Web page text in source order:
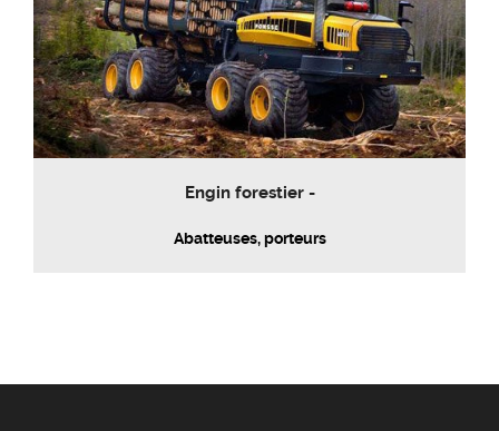
Engin forestier -
Abatteuses, porteurs